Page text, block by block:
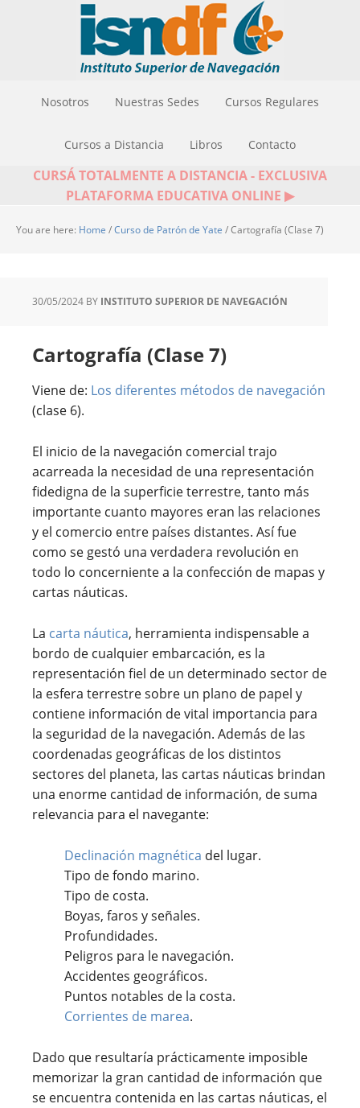
Nosotros Nuestras Sedes Cursos Regulares
Cursos a Distancia Libros Contacto
CURSÁ TOTALMENTE A DISTANCIA - EXCLUSIVA
PLATAFORMA EDUCATIVA ONLINE ▶
You are here: Home /Curso de Patrón de Yate /Cartografía (Clase 7)
30/05/2024 BY INSTITUTO SUPERIOR DE NAVEGACIÓN
Cartografía (Clase 7)
Viene de: Los diferentes métodos de navegación
(clase 6).
El inicio de la navegación comercial trajo
acarreada la necesidad de una representación
fidedigna de la superficie terrestre, tanto más
importante cuanto mayores eran las relaciones
y el comercio entre países distantes. Así fue
como se gestó una verdadera revolución en
todo lo concerniente a la confección de mapas y
cartas náuticas.
La carta náutica, herramienta indispensable a
bordo de cualquier embarcación, es la
representación fiel de un determinado sector de
la esfera terrestre sobre un plano de papel y
contiene información de vital importancia para
la seguridad de la navegación. Además de las
coordenadas geográficas de los distintos
sectores del planeta, las cartas náuticas brindan
una enorme cantidad de información, de suma
relevancia para el navegante:
Declinación magnética del lugar.
Tipo de fondo marino.
Tipo de costa.
Boyas, faros y señales.
Profundidades.
Peligros para le navegación.
Accidentes geográficos.
Puntos notables de la costa.
Corrientes de marea.
Dado que resultaría prácticamente imposible
memorizar la gran cantidad de información que
se encuentra contenida en las cartas náuticas, el